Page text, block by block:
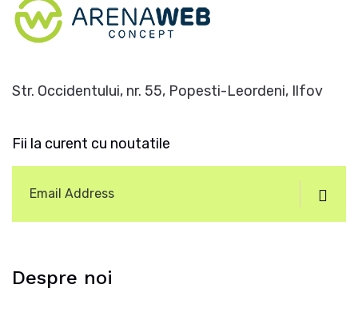
Str. Occidentului, nr. 55, Popesti-Leordeni, Ilfov
Fii la curent cu noutatile
Despre noi